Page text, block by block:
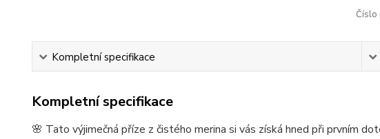
Číslo
Kompletní specifikace
Kompletní specifikace
🌸 Tato výjimečná příze z čistého merina si vás získá hned při prvním